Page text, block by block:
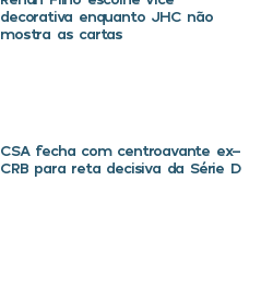
decorativa enquanto JHC não
mostra as cartas
CSA fecha com centroavante ex-
CRB para reta decisiva da Série D